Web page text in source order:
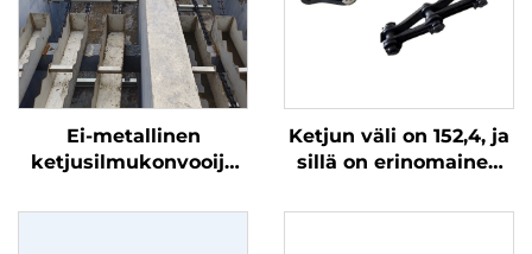
Ei-metallinen
ketjusilmukonvooija
käytettyjen
Ketjun väli on 152,4, ja
sillä on erinomainen
koostuu kolmesta